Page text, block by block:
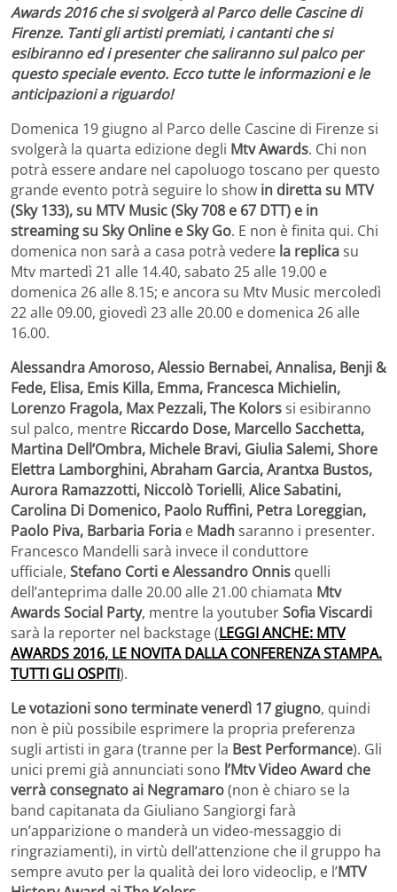
Awards 2016 che si svolgerà al Parco delle Cascine di
Firenze. Tanti gli artisti premiati, i cantanti che si
esibiranno ed i presenter che saliranno sul palco per
questo speciale evento. Ecco tutte le informazioni e le
anticipazioni a riguardo!
Domenica 19 giugno al Parco delle Cascine di Firenze si
svolgerà la quarta edizione degli Mtv Awards. Chi non
potrà essere andare nel capoluogo toscano per questo
grande evento potrà seguire lo show in diretta su MTV
(Sky 133), su MTV Music (Sky 708 e 67 DTT) e in
streaming su Sky Online e Sky Go. E non è finita qui. Chi
domenica non sarà a casa potrà vedere la replicasu
Mtv martedì 21 alle 14.40, sabato 25 alle 19.00 e
domenica 26 alle 8.15; e ancora su Mtv Music mercoledì
22 alle 09.00, giovedì 23 alle 20.00 e domenica 26 alle
16.00.
Alessandra Amoroso, Alessio Bernabei, Annalisa, Benji &
Fede, Elisa, Emis Killa, Emma, Francesca Michielin,
Lorenzo Fragola, Max Pezzali, The Kolorssi esibiranno
sul palco, mentre Riccardo Dose, Marcello Sacchetta,
Martina Dell’Ombra, Michele Bravi, Giulia Salemi, Shore
Elettra Lamborghini, Abraham Garcia, Arantxa Bustos,
Aurora Ramazzotti, Niccolò Torielli, Alice Sabatini,
Carolina Di Domenico, Paolo Ruffini, Petra Loreggian,
Paolo Piva, Barbaria Foria e Madhsaranno i presenter.
Francesco Mandelli sarà invece il conduttore
ufficiale, Stefano Corti e Alessandro Onnis quelli
dell’anteprima dalle 20.00 alle 21.00 chiamata Mtv
Awards Social Party, mentre la youtuberSofia Viscardi
sarà la reporter nel backstage (LEGGI ANCHE: MTV
AWARDS 2016, LE NOVITA DALLA CONFERENZA STAMPA.
TUTTI GLI OSPITI).
Le votazioni sono terminate venerdì 17 giugno, quindi
non è più possibile esprimere la propria preferenza
sugli artisti in gara (tranne per la Best Performance). Gli
unici premi già annunciati sono l’Mtv Video Award che
verrà consegnato ai Negramaro(non è chiaro se la
band capitanata da Giuliano Sangiorgi farà
un’apparizione o manderà un video-messaggio di
ringraziamenti), in virtù dell’attenzione che il gruppo ha
sempre avuto per la qualità dei loro videoclip, e l’MTV